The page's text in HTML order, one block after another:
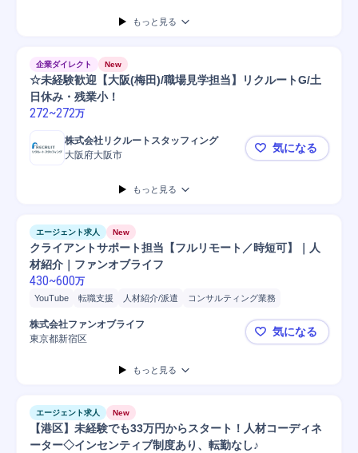
もっと見る
企業ダイレクト New
☆未経験歓迎【大阪(梅田)/職場見学担当】リクルートG/土
日休み・残業小！
272~272万
株式会社リクルートスタッフィング
大阪府大阪市
☆未経験歓
気になる
もっと見る
エージェント求人 New
クライアントサポート担当【フルリモート／時短可】｜人
材紹介｜ファンオブライフ
430~600万
YouTube 転職支援 人材紹介/派遣
コンサルティング業務
ヒアリング
求人票作成
人材派遣サービス
電話問い合わせ対応
サポート対象 人材業界
求人広告
採用戦略立案
株式会社ファンオブライフ
東京都新宿区
クライアン
気になる
もっと見る
エージェント求人 New
【港区】未経験でも33万円からスタート！人材コーディネ
ーター◇インセンティブ制度あり、転勤なし♪